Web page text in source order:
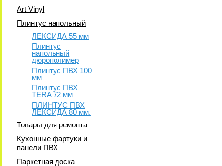
Art Vinyl
Плинтус напольный
ЛЕКСИДА 55 мм
Плинтус
напольный
дюрополимер
Плинтус ПВХ 100
мм
Плинтус ПВХ
TERA 72 мм
ПЛИНТУС ПВХ
ЛЕКСИДА 80 мм.
Товары для ремонта
Кухонные фартуки и
панели ПВХ
Паркетная доска